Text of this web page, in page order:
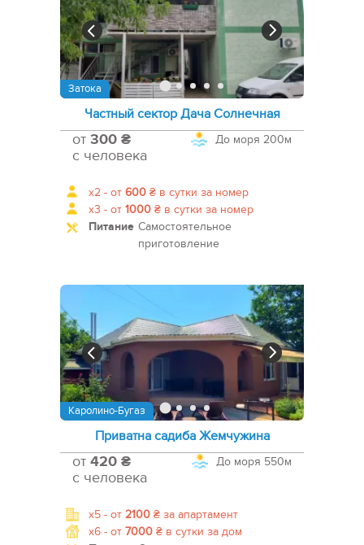
Затока
Частный сектор Дача Солнечная
До моря 200м
от 300 ₴
с человека
x2 - от 600 ₴ в сутки за номер
x3 - от 1000 ₴ в сутки за номер
Питание Самостоятельное
приготовление
Каролино-Бугаз
Приватна садиба Жемчужина
До моря 550м
от 420 ₴
с человека
x5 - от 2100 ₴ за апартамент
x6 - от 7000 ₴ в сутки за дом